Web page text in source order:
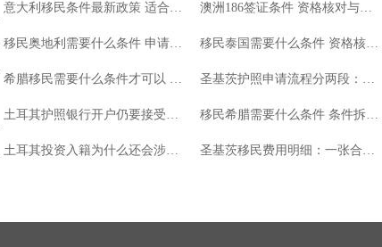
塞浦路斯投资移民的房产投资与社会保障分析
塞浦路斯作为欧洲的热门投资移民目的地，
留权的全球投资者。
通过投资获得欧盟居留权的机会，尤其是通